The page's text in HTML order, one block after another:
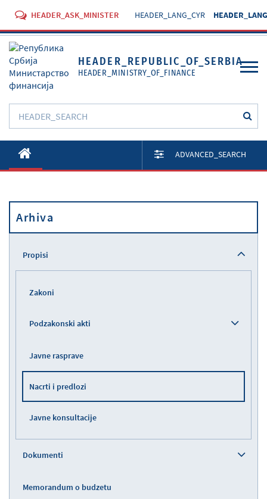
HEADER_ASK_MINISTER HEADER_LANG_CYR
HEADER_REPUBLIC_OF_SERBIA
HEADER_MINISTRY_OF_FINANCE
O Ministarstvu
Aktivnosti
Propisi
ADVANCED_SEARCH
Arhiva
Propisi
Zakoni
Podzakonski akti
Javne rasprave
Nacrti i predlozi
Javne konsultacije
Dokumenti
Memorandum o budzetu